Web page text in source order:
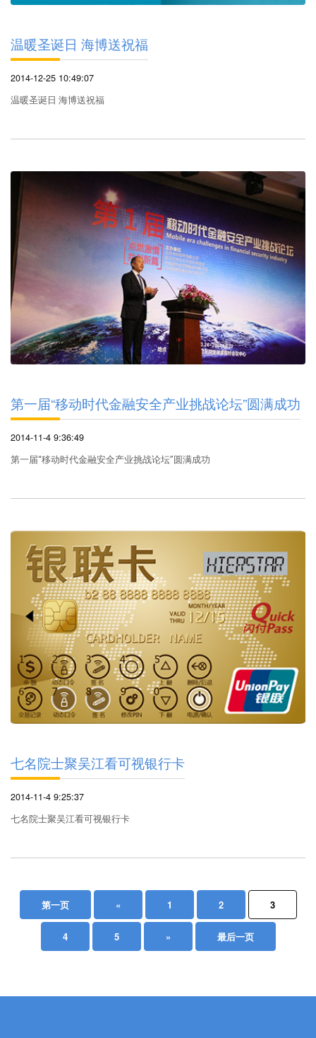
温暖圣诞日 海博送祝福
2014-12-25 10:49:07
温暖圣诞日 海博送祝福
第一届“移动时代金融安全产业挑战论坛”圆满成功
2014-11-4 9:36:49
第一届“移动时代金融安全产业挑战论坛”圆满成功
七名院士聚吴江看可视银行卡
2014-11-4 9:25:37
七名院士聚吴江看可视银行卡
第一页 « 1 2 3
4 5 » 最后一页